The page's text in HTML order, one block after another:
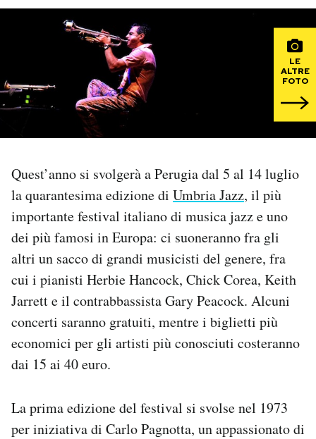
Economia
PODCAST
I MIEI PREFERITI
SHOP
AREA PERSONALE
Area Personale
Notifiche mobile
Regala il Post
LE
ALTRE
FOTO
Quest’anno si svolgerà a Perugia dal 5 al 14 luglio
la quarantesima edizione di Umbria Jazz, il più
importante festival italiano di musica jazz e uno
dei più famosi in Europa: ci suoneranno fra gli
altri un sacco di grandi musicisti del genere, fra
cui i pianisti Herbie Hancock, Chick Corea, Keith
Jarrett e il contrabbassista Gary Peacock. Alcuni
concerti saranno gratuiti, mentre i biglietti più
economici per gli artisti più conosciuti costeranno
dai 15 ai 40 euro.
La prima edizione del festival si svolse nel 1973
per iniziativa di Carlo Pagnotta, un appassionato di